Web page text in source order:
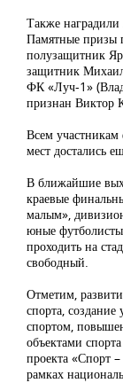
Также
Памятные призы
полузащитник
защитник
ФК «Луч-1»
признан Виктор
Всем участникам
мест достались
В ближайшие
краевые
малым»,
юные
проходить на
свободный.
Отметим,
спорта,
спортом,
объектами
проекта «Спорт
рамках